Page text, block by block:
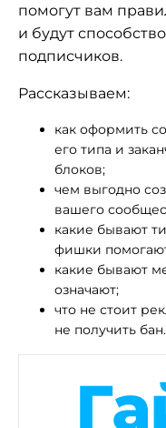
помогут вам
и будут
подписчиков.
Рассказываем:
как оформить
его типа и
блоков;
чем выгодно
вашего
какие бывают
фишки
какие бывают
означают;
что не стоит
не получить бан.